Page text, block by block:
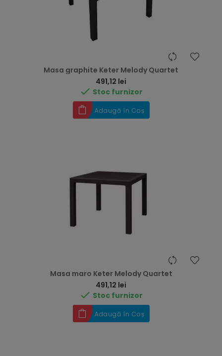
Masa graphite Keter Melody Quartet
491,12 lei
 Stoc furnizor
Adaugă în Coș
Masa maro Keter Melody Quartet
491,12 lei
 Stoc furnizor
Adaugă în Coș